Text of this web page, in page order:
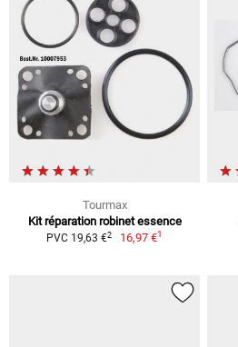
Tourmax
Kit réparation robinet essence
PVC 19,63 €2 16,97 €1